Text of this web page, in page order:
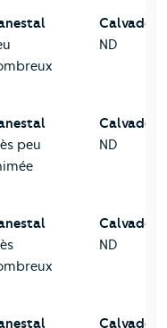
Calvados
ND
peu
Calvados
ND
Calvados
ND
Calvados